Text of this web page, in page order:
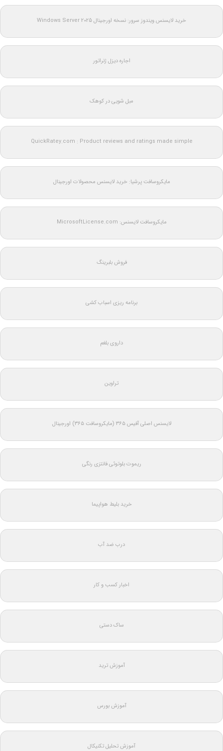
خرید لایسنس ویندوز سرور: نسخه اورجینال Windows Server 2025
اجاره دیزل ژنراتور
مبل شویی در کوهک
QuickRatey.com : Product reviews and ratings made simple
مایکروسافت پرشیا: خرید لایسنس محصولات اورجینال
مایکروسافت لایسنس: MicrosoftLicense.com
فروش بلبرینگ
برنامه ریزی اسباب کشی
داروی بلغم
تراوین
لایسنس اصلی آفیس ۳۶۵ (مایکروسافت ۳۶۵) اورجینال
ریموت بلوتوثی فانتزی رنگی
خرید بلیط هواپیما
درب ضد آب
اخبار کسب و کار
ساک دستی
آموزش ترید
آموزش بورس
آموزش تحلیل تکنیکال